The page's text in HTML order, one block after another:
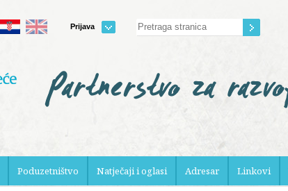
Prijava
Poduzetništvo Natječaji i oglasi Adresar Linkovi